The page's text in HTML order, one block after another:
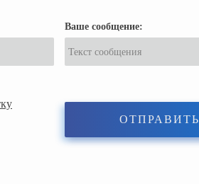
Ваше сообщение:
ОТПРАВИТЬ